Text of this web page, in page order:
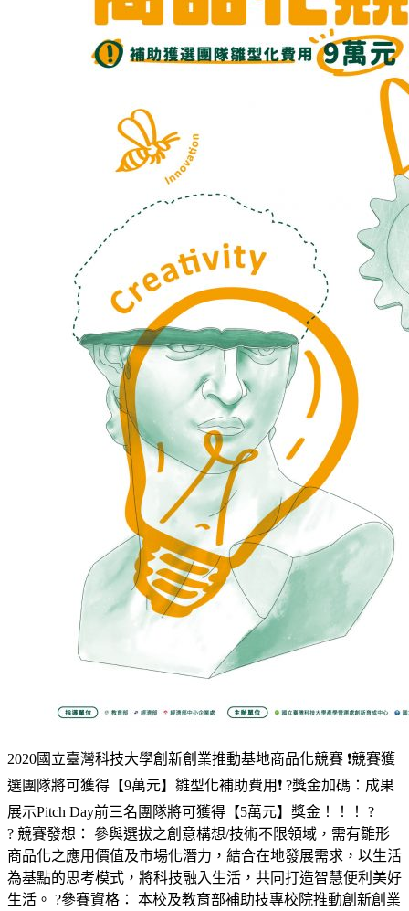
2020國立臺灣科技大學創新創業推動基地商品化競賽 ❗️競賽獲
選團隊將可獲得【9萬元】雛型化補助費用❗️ ?獎金加碼：成果
展示Pitch Day前三名團隊將可獲得【5萬元】獎金！！！ ?
? 競賽發想： 參與選拔之創意構想/技術不限領域，需有雛形
商品化之應用價值及市場化潛力，結合在地發展需求，以生活
為基點的思考模式，將科技融入生活，共同打造智慧便利美好
生活。 ?參賽資格： 本校及教育部補助技專校院推動創新創業